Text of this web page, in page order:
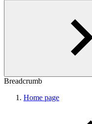
Breadcrumb
Home page